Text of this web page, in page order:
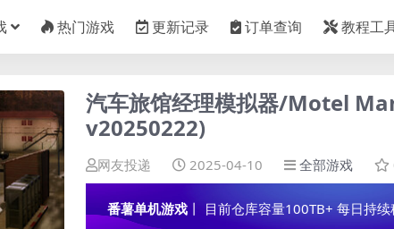
热门游戏 更新记录 订单查询 教程工
汽车旅馆经理模拟器/Motel
v20250222)
网友投递 2025-04-10 全部游戏
番薯单机游戏 丨 目前仓库容量100TB+ 每日持